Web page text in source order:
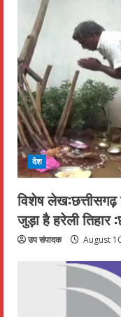
देश
विशेष
जुड़ा है हरेली तिहार
उप संपादक August